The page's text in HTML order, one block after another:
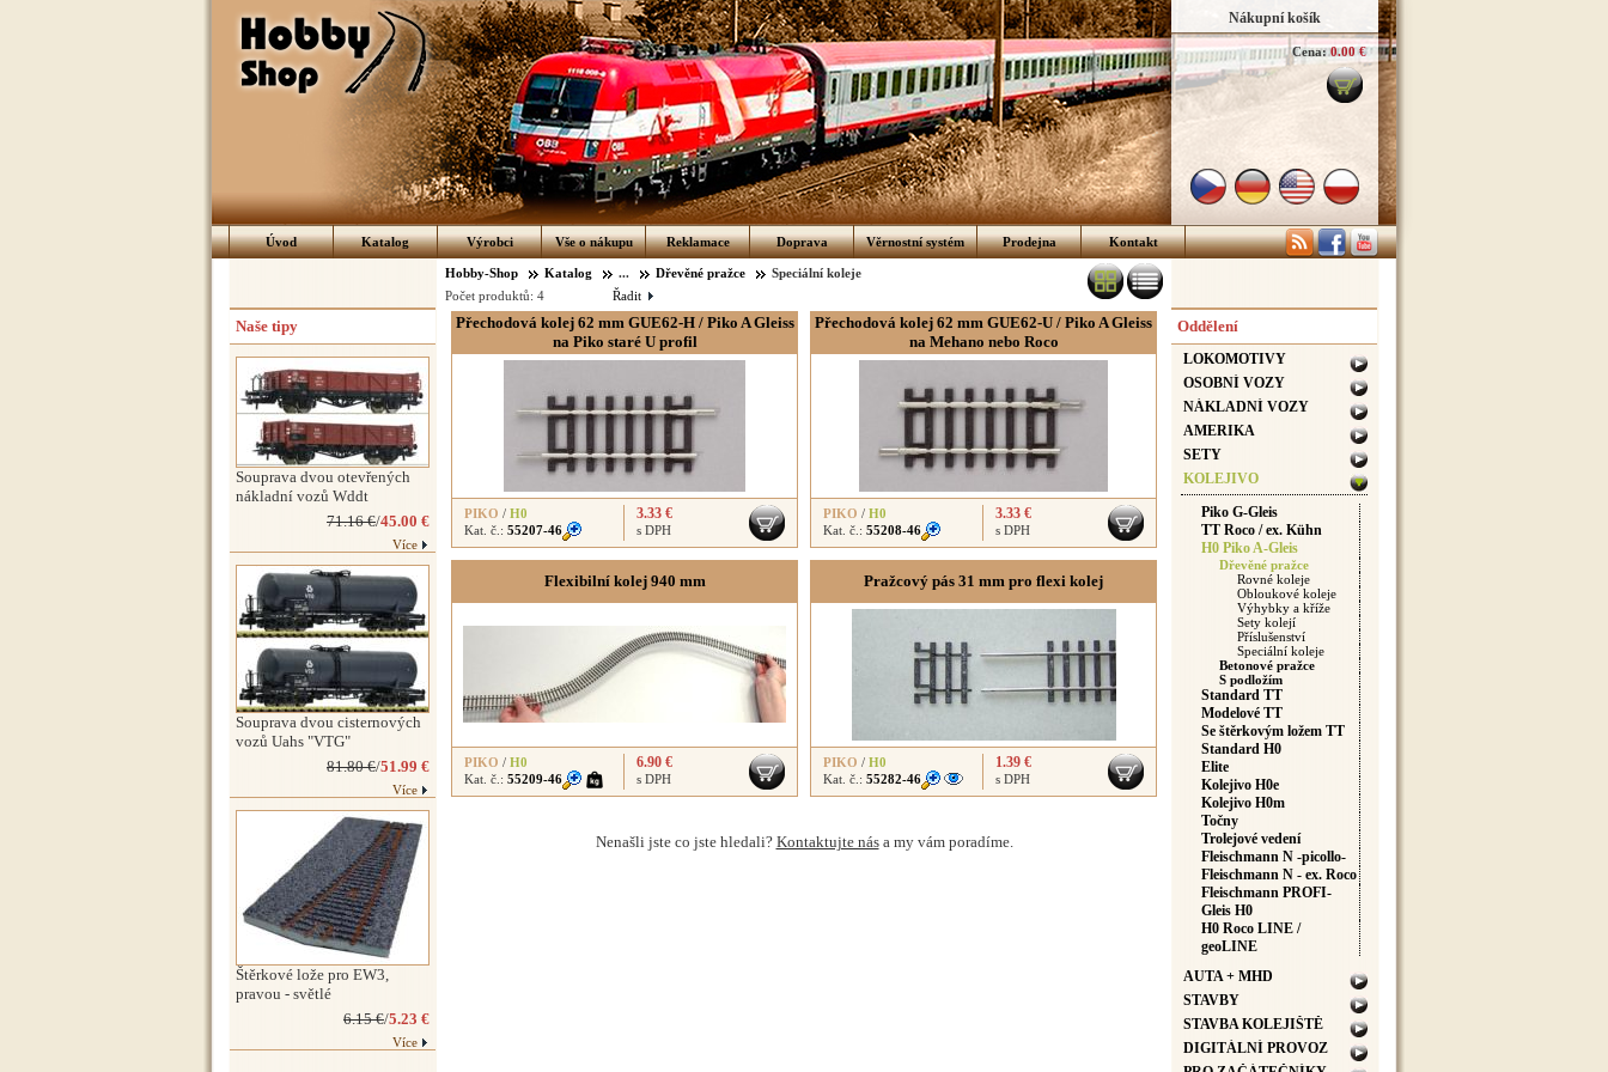
Nákupní košík
Cena: 0.00 €
Úvod Katalog Výrobci Vše o nákupu Reklamace Doprava Věrnostní systém Prodejna Kontakt
Hobby-Shop Katalog ... Dřevěné pražce
Speciální koleje
Řadit
Počet produktů: 4
Přechodová kolej 62 mm GUE62-H / Piko A Gleiss
na Piko staré U profil
PIKO / H0
Kat. č.: 55207-46
3.33 €
s DPH
Přechodová kolej 62 mm GUE62-U / Piko A Gleiss
na Mehano nebo Roco
PIKO / H0
Kat. č.: 55208-46
3.33 €
s DPH
Flexibilní kolej 940 mm
PIKO / H0
Kat. č.: 55209-46
6.90 €
s DPH
Pražcový pás 31 mm pro flexi kolej
PIKO / H0
Kat. č.: 55282-46
1.39 €
s DPH
Nenašli jste co jste hledali? Kontaktujte nása my vám poradíme.
Naše tipy
Souprava dvou otevřených
nákladní vozů Wddt
71.16 €/45.00 €
Více
Souprava dvou cisternových
vozů Uahs "VTG"
81.80 €/51.99 €
Více
Štěrkové lože pro EW3,
pravou - světlé
6.15 €/5.23 €
Více
Oddělení
LOKOMOTIVY
OSOBNÍ VOZY
NÁKLADNÍ VOZY
AMERIKA
SETY
KOLEJIVO
Piko G-Gleis
TT Roco / ex. Kühn
H0 Piko A-Gleis
Dřevěné pražce
Rovné koleje
Obloukové koleje
Výhybky a kříže
Sety kolejí
Příslušenství
Speciální koleje
Betonové pražce
S podložím
Standard TT
Modelové TT
Se štěrkovým ložem TT
Standard H0
Elite
Kolejivo H0e
Kolejivo H0m
Točny
Trolejové vedení
Fleischmann N -picollo-
Fleischmann N - ex. Roco
Fleischmann PROFI-
Gleis H0
H0 Roco LINE /
geoLINE
AUTA + MHD
STAVBY
STAVBA KOLEJIŠTĚ
DIGITÁLNÍ PROVOZ